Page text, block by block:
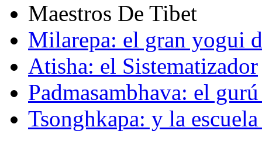
Maestros De Tibet
Milarepa: el gran yogui
Atisha: el Sistematizador
Padmasambhava: el
Tsonghkapa: y la